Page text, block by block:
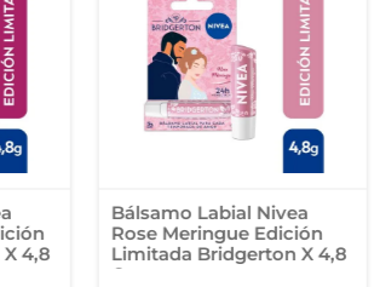
4,8
Bálsamo Labial Nivea
Rose Meringue Edición
Limitada Bridgerton X 4,8
Grs